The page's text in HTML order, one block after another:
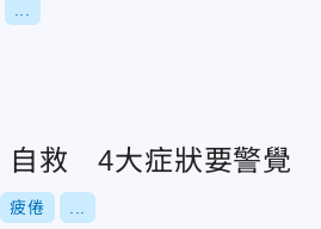
自救 4大症狀要警覺
疲倦